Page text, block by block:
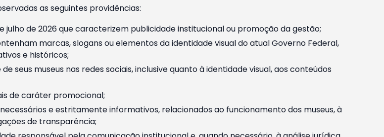
as seguintes providências:
de 2026 que caracterizem publicidade institucional ou promoção da gestão;
marcas, slogans ou elementos da identidade visual do atual Governo Federal,
e históricos;
seus museus nas redes sociais, inclusive quanto à identidade visual, aos conteúdos
de caráter promocional;
e estritamente informativos, relacionados ao funcionamento dos museus, à
de transparência;